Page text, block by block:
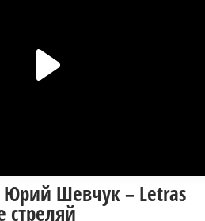
Шевчук – Letras
стреляй